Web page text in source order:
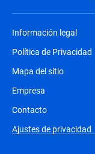
Información legal
Política de Privacidad
Mapa del sitio
Empresa
Contacto
Ajustes de privacidad